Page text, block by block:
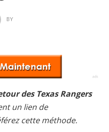
BY
des Texas Rangers
un lien de
cette méthode.